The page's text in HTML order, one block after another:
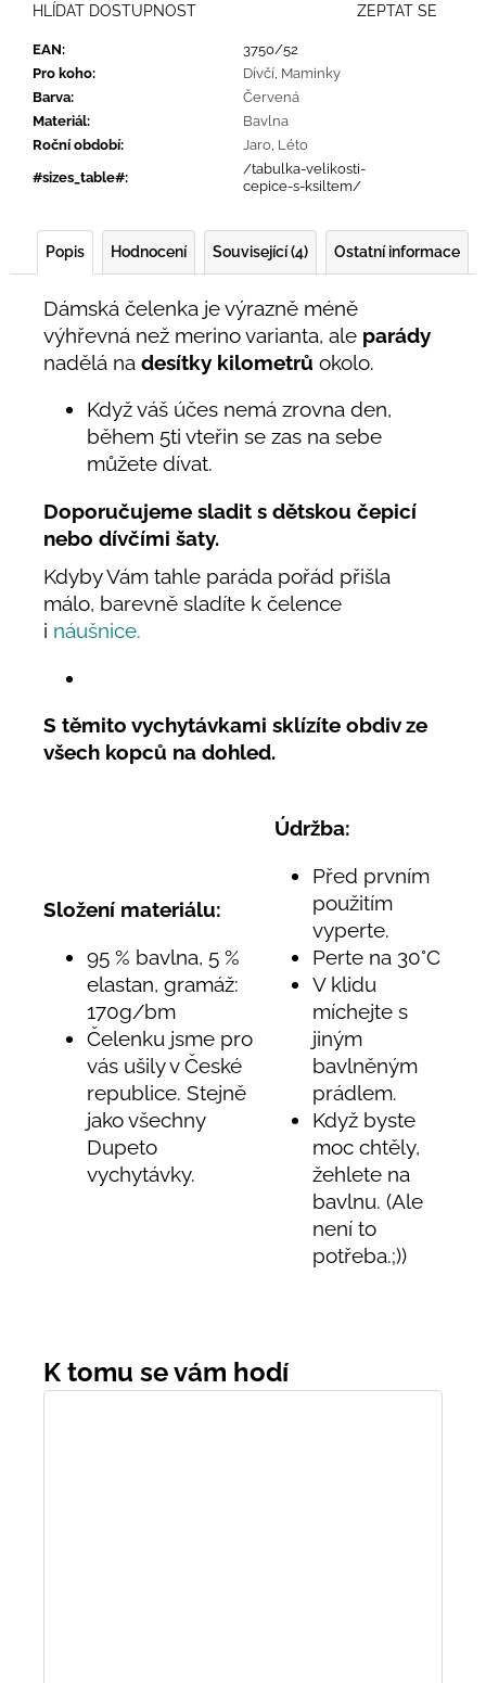
EAN:
3750/52
Pro koho: Dívčí Maminky
Barva:
Červená
Materiál:
Bavlna
Roční období: Jaro Léto
#sizes_table#:
/tabulka-velikosti-
cepice-s-ksiltem/
ZEPTAT SE
HLÍDAT DOSTUPNOST
Popis Hodnocení Související (4) Ostatní informace
Dámská čelenka je výrazně méně
výhřevná než merino varianta, ale parády
nadělá na desítky kilometrů okolo.
Když váš účes nemá zrovna den,
během 5ti vteřin se zas na sebe
můžete dívat.
Doporučujeme sladit s dětskou čepicí
nebo dívčími šaty.
Kdyby Vám tahle paráda pořád přišla
málo, barevně sladíte k čelence
i náušnice.
S těmito vychytávkami sklízíte obdiv ze
všech kopců na dohled.
Složení materiálu:
95 % bavlna, 5 %
elastan, gramáž:
170g/bm
Čelenku jsme pro
vás ušily v České
republice. Stejně
jako všechny
Dupeto
vychytávky.
Údržba:
Před prvním
použitím
vyperte.
Perte na 30°C
V klidu
míchejte s
jiným
bavlněným
prádlem.
Když byste
moc chtěly,
žehlete na
bavlnu. (Ale
není to
potřeba.;))